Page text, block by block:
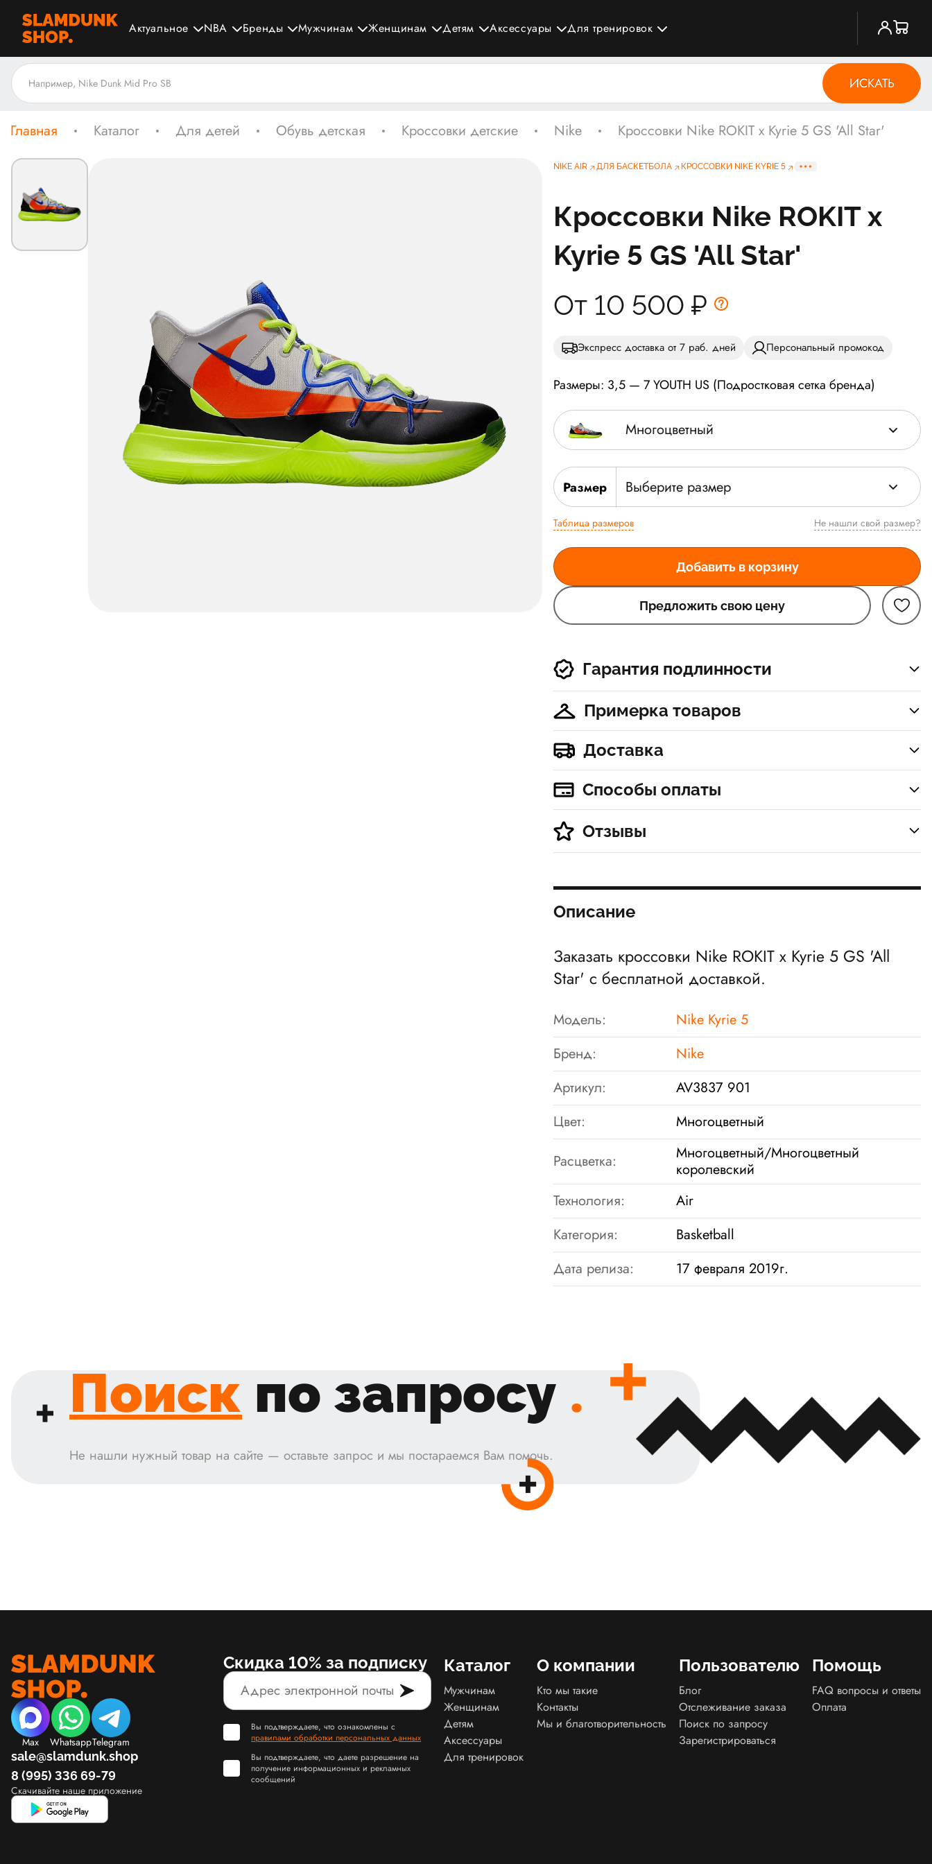
Актуальное NBA Бренды Мужчинам Женщинам Детям Аксессуары Для тренировок
ИСКАТЬ
Главная Каталог Для детей Обувь детская Кроссовки детские Nike Кроссовки Nike ROKIT x Kyrie 5 GS 'All Star'
NIKE AIR ДЛЯ БАСКЕТБОЛА КРОССОВКИ NIKE KYRIE 5
Кроссовки Nike ROKIT x
Kyrie 5 GS 'All Star'
От 10 500 ₽
Экспресс доставка от 7 раб. дней Персональный промокод
Размеры: 3,5 — 7 YOUTH US (Подростковая сетка бренда)
Многоцветный
Размер Выберите размер
Таблица размеров Не нашли свой размер?
Добавить в корзину
Предложить свою цену
Гарантия подлинности
Примерка товаров
Доставка
Способы оплаты
Отзывы
Описание
Заказать кроссовки Nike ROKIT x Kyrie 5 GS 'All
Star' с бесплатной доставкой.
Модель:
Nike Kyrie 5
Бренд:
Nike
Артикул:
AV3837 901
Цвет:
Многоцветный
Расцветка:
Многоцветный/Многоцветный
королевский
Технология:
Air
Категория:
Basketball
Дата релиза:
17 февраля 2019г.
Поиск по запросу .
Не нашли нужный товар на сайте — оставьте запрос и мы постараемся Вам помочь.
Max WhatsappTelegram
sale@slamdunk.shop
8 (995) 336 69-79
Скачивайте наше приложение
Скидка 10% за подписку
Вы подтверждаете, что ознакомлены с
правилами обработки персональных данных
Вы подтверждаете, что даете разрешение на
получение информационных и рекламных
сообщений
Каталог
Мужчинам
Женщинам
Детям
Аксессуары
Для тренировок
О компании
Кто мы такие
Контакты
Мы и благотворительность
Пользователю
Блог
Отслеживание заказа
Поиск по запросу
Зарегистрироваться
Помощь
FAQ вопросы и ответы
Оплата